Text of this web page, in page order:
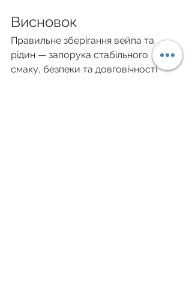
Висновок
Правильне зберігання вейпа та
рідин — запорука стабільного
смаку, безпеки та довговічності